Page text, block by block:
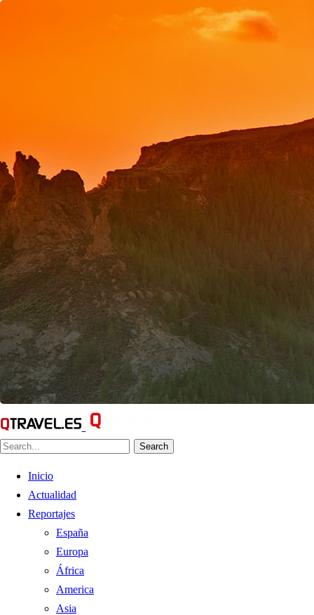
Search
Inicio
Actualidad
Reportajes
España
Europa
África
America
Asia